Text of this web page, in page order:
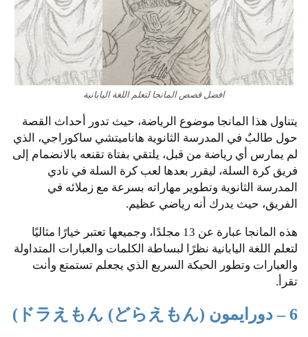
افضل قصص المانجا لتعلم اللغة اليابانية
يتناول هذا المانجا موضوع الرياضة، حيث تدور أحداث القصة
حول طالبٌ في المدرسة الثانوية هاناميتشي ساكوراجي، الذي
لم يمارس أي رياضة من قبل، يلتقي بفتاة تقنعه بالانضمام إلى
فريق كرة السلة، ليقرر بعدها لعب كرة السلة في نادي
المدرسة الثانوية وتطوير مهاراته بسرعة مع زملائه في
الفريق، حيث يدرك أنه رياضي عظيم.
هذه المانجا عبارة عن 13 مجلدًا، وجميعها تعتبر خيارًا مثاليًا
لتعلم اللغة اليابانية نظرًا لبساطة الكلمات والعبارات المتداولة
والعبارات وتطور الحبكة السريع الذي يجعلم تستمتع وأنت
تقرأ.
6 – دورايمون ドラえもん (どらえもん))